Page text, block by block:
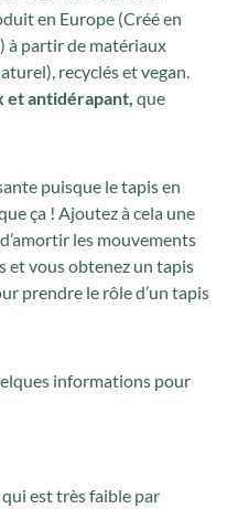
en Europe (Créé en
à partir de matériaux
recyclés et vegan.
et antidérapant, que
puisque le tapis en
ça ! Ajoutez à cela une
les mouvements
et vous obtenez un tapis
prendre le rôle d’un tapis
informations pour
qui est très faible par